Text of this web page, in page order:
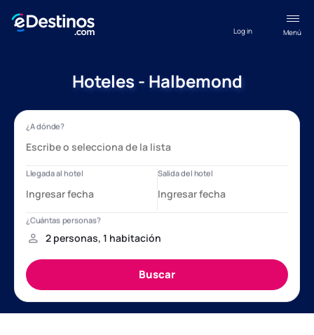
Menú
Log in
Hoteles - Halbemond